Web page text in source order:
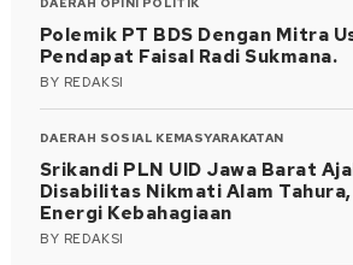
Polemik PT BDS Dengan Mitra
Pendapat Faisal Radi Sukmana.
BY REDAKSI
DAERAH SOSIAL KEMASYARAKATAN
Srikandi PLN UID Jawa Barat
Disabilitas Nikmati Alam
Energi Kebahagiaan
BY REDAKSI